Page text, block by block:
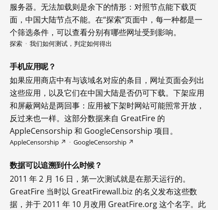
服务器。无法加载则是余下的情形：对照节点能下载页
面，中国大陆节点不能。在“探索”页面中，每一种都是一
个筛选条件，可以查看分别有哪些网址受到影响。
探索 · 我们如何测试，判定如何得出
手机应用呢？
如果应用商店中有与该域名对应的条目，网址页面会列出
这些应用，以及它们在中国大陆是否仍可下载。下架应用
和屏蔽网站是两回事：应用被下架时网站可能照常开放，
反过来也一样。这部分数据来自 GreatFire 的
AppleCensorship 和 GoogleCensorship 项目。
AppleCensorship ↗ · GoogleCensorship ↗
数据可以追溯到什么时候？
2011 年 2 月 16 日，第一次测试就是在那天运行的。
GreatFire 当时以 GreatFirewall.biz 的名义发布这些数
据，并于 2011 年 10 月改用 GreatFire.org 这个名字。此